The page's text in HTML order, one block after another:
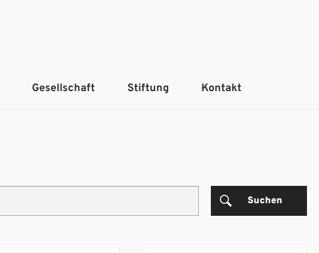
Gesellschaft Stiftung Kontakt
Suchen